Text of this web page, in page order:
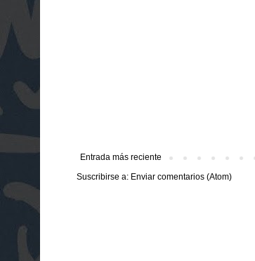
Entrada más reciente
Suscribirse a: Enviar comentarios (Atom)